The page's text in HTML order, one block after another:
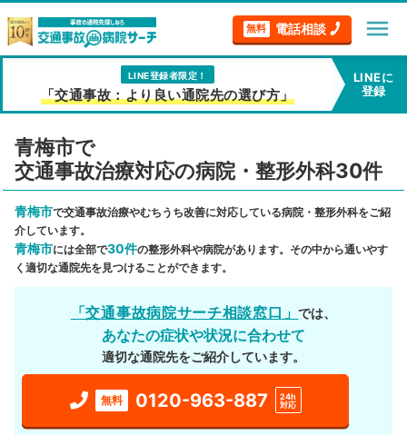
無料 電話相談 menu
LINE登録者限定！
「交通事故：より良い通院先の選び方」
LINEに
登録
青梅市で
交通事故治療対応の病院・整形外科30件
青梅市で交通事故治療やむちうち改善に対応している病院・整形外科をご紹
介しています。
青梅市には全部で30件の整形外科や病院があります。その中から通いやす
く適切な通院先を見つけることができます。
「交通事故病院サーチ相談窓口」では、
あなたの症状や状況に合わせて
適切な通院先をご紹介しています。
無料 0120-963-887
24h
対応